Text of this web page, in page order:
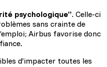
psychologique”. Celle-ci
sans crainte de
Airbus favorise donc
d’impacter toutes les